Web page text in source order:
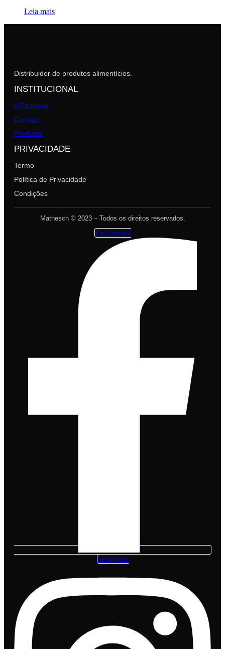
Leia mais
Distribuidor de produtos alimentícios.
INSTITUCIONAL
A Empresa
Contato
Produtos
PRIVACIDADE
Termo
Política de Privacidade
Condições
Mathesch © 2023 – Todos os direitos reservados.
Facebook-f
Instagram